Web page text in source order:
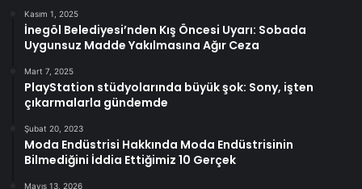
Kasım 1, 2025
İnegöl Belediyesi’nden Kış Öncesi Uyarı: Sobada
Uygunsuz Madde Yakılmasına Ağır Ceza
Mart 7, 2025
PlayStation stüdyolarında büyük şok: Sony, işten
çıkarmalarla gündemde
Şubat 20, 2023
Moda Endüstrisi Hakkında Moda Endüstrisinin
Bilmediğini İddia Ettiğimiz 10 Gerçek
Mayıs 13, 2026